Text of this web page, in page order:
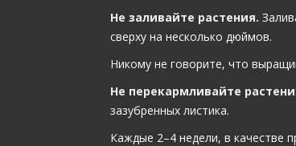
Не заливайте растения.
сверху на несколько дюймов.
Никому не говорите, что
Не перекармливайте
зазубренных листика.
Каждые 2–4 недели, в качестве